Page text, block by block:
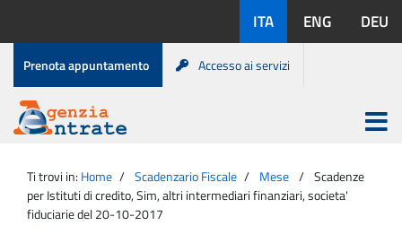
contenuto
disponibili:
ITA ENG DEU
Menu
di
servizio
Prenota appuntamento Accesso ai servizi
Agenzia
Entrate
Apri
menu
principale
Ti trovi in: Home Scadenzario Fiscale Mese
Scadenze
per Istituti di credito, Sim, altri intermediari finanziari, societa'
fiduciarie del 20-10-2017